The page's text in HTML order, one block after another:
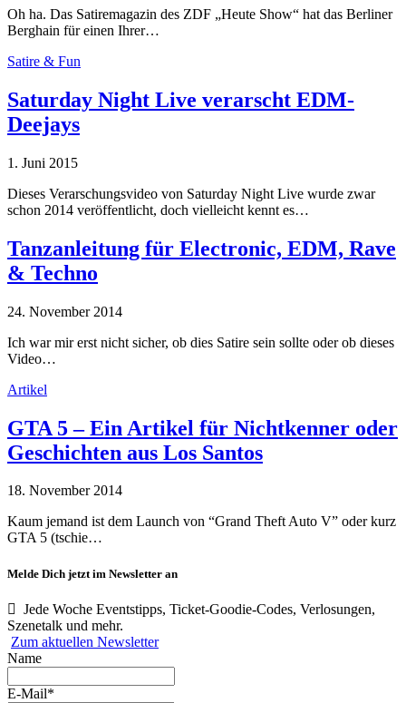
Oh ha. Das Satiremagazin des ZDF „Heute Show“ hat das Berliner
Berghain für einen Ihrer…
Satire & Fun
Saturday Night Live verarscht EDM-
Deejays
1. Juni 2015
Dieses Verarschungsvideo von Saturday Night Live wurde zwar
schon 2014 veröffentlicht, doch vielleicht kennt es…
Tanzanleitung für Electronic, EDM, Rave
& Techno
24. November 2014
Ich war mir erst nicht sicher, ob dies Satire sein sollte oder ob dieses
Video…
Artikel
GTA 5 – Ein Artikel für Nichtkenner oder
Geschichten aus Los Santos
18. November 2014
Kaum jemand ist dem Launch von “Grand Theft Auto V” oder kurz
GTA 5 (tschie…
Melde Dich jetzt im Newsletter an
Jede Woche Eventstipps, Ticket-Goodie-Codes, Verlosungen,
Szenetalk und mehr.
Zum aktuellen Newsletter
Name
E-Mail*